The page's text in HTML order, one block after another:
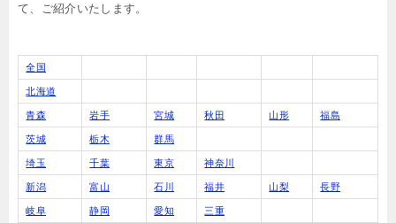
て、ご紹介いたします。
全国
北海道
青森 岩手 宮城 秋田 山形 福島
茨城 栃木 群馬
埼玉 千葉 東京 神奈川
新潟 富山 石川 福井 山梨 長野
岐阜 静岡 愛知 三重